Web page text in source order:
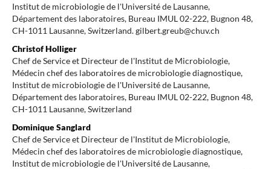
Institut de microbiologie de l'Université de Lausanne,
Département des laboratoires, Bureau IMUL 02-222, Bugnon 48,
CH-1011 Lausanne, Switzerland. gilbert.greub@chuv.ch
Christof Holliger
Chef de Service et Directeur de l'Institut de Microbiologie,
Médecin chef des laboratoires de microbiologie diagnostique,
Institut de microbiologie de l'Université de Lausanne,
Département des laboratoires, Bureau IMUL 02-222, Bugnon 48,
CH-1011 Lausanne, Switzerland
Dominique Sanglard
Chef de Service et Directeur de l'Institut de Microbiologie,
Médecin chef des laboratoires de microbiologie diagnostique,
Institut de microbiologie de l'Université de Lausanne,